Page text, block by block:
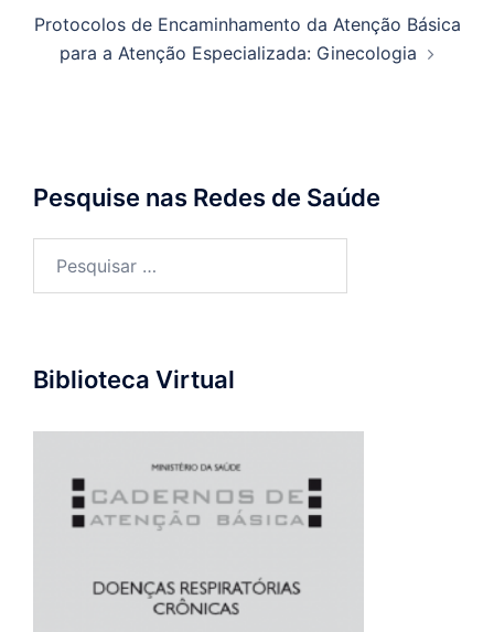
Protocolos de Encaminhamento da Atenção Básica
para a Atenção Especializada: Ginecologia
Pesquise nas Redes de Saúde
Biblioteca Virtual